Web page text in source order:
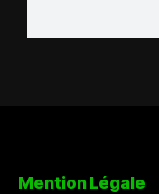
Mention Légale